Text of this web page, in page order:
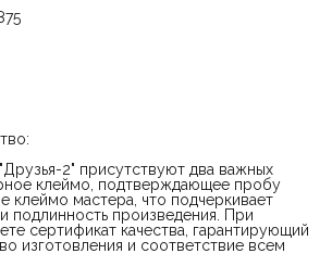
2" присутствуют два важных
клеймо, подтверждающее пробу
клеймо мастера, что подчеркивает
подлинность произведения. При
сертификат качества, гарантирующий
изготовления и соответствие всем